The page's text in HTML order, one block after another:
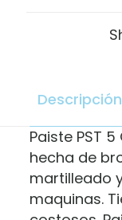
Descripción
Paiste PST
hecha de
martilleado
maquinas.